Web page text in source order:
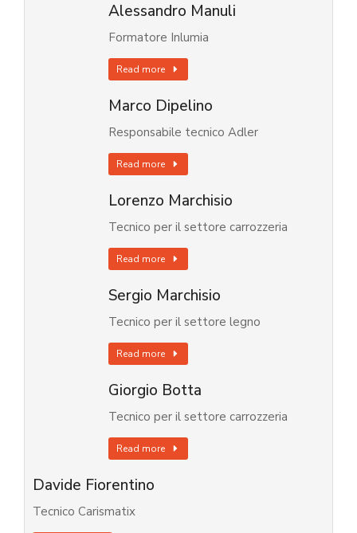
Alessandro Manuli
Formatore Inlumia
Read more
Marco Dipelino
Responsabile tecnico Adler
Read more
Lorenzo Marchisio
Tecnico per il settore carrozzeria
Read more
Sergio Marchisio
Tecnico per il settore legno
Read more
Giorgio Botta
Tecnico per il settore carrozzeria
Read more
Davide Fiorentino
Tecnico Carismatix